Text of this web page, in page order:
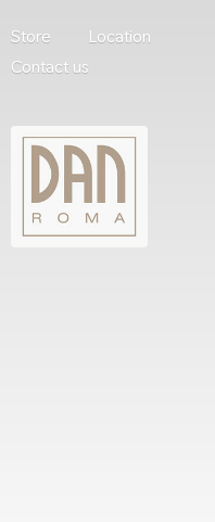
Store
Location
Contact us